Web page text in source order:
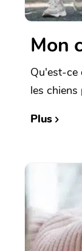
Mon
Qu'est-ce
les chiens
Plus